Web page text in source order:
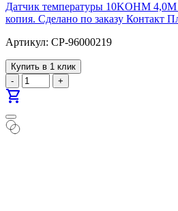
Датчик температуры 10KOHM
копия. Cделано по заказу Контакт
Артикул: CP-96000219
Купить в 1 клик
-
+
shopping_cart